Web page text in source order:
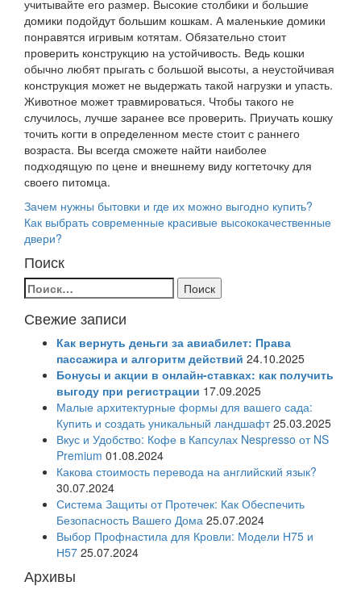
учитывайте его размер. Высокие столбики и большие
домики подойдут большим кошкам. А маленькие домики
понравятся игривым котятам. Обязательно стоит
проверить конструкцию на устойчивость. Ведь кошки
обычно любят прыгать с большой высоты, а неустойчивая
конструкция может не выдержать такой нагрузки и упасть.
Животное может травмироваться. Чтобы такого не
случилось, лучше заранее все проверить. Приучать кошку
точить когти в определенном месте стоит с раннего
возраста. Вы всегда сможете найти наиболее
подходящую по цене и внешнему виду когтеточку для
своего питомца.
Навигация
по
записям
Зачем нужны бытовки и где их можно выгодно купить?
Как выбрать современные красивые высококачественные
двери?
Поиск
Найти:
Свежие записи
Как вернуть деньги за авиабилет: Права
пассажира и алгоритм действий 24.10.2025
Бонусы и акции в онлайн-ставках: как получить
выгоду при регистрации 17.09.2025
Малые архитектурные формы для вашего сада:
Купить и создать уникальный ландшафт 25.03.2025
Вкус и Удобство: Кофе в Капсулах Nespresso от NS
Premium 01.08.2024
Какова стоимость перевода на английский язык?
30.07.2024
Система Защиты от Протечек: Как Обеспечить
Безопасность Вашего Дома 25.07.2024
Выбор Профнастила для Кровли: Модели Н75 и
Н57 25.07.2024
Архивы